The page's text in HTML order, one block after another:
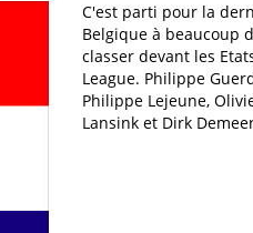
C'est parti pour la
Belgique à beaucoup
classer devant les
League. Philippe
Philippe Lejeune,
Lansink et Dirk